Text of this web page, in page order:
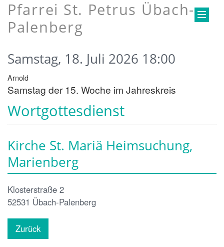
Pfarrei St. Petrus Übach-
Palenberg
Wortgottesdienst
Samstag, 18. Juli 2026 18:00
Arnold
Samstag der 15. Woche im Jahreskreis
Kirche St. Mariä Heimsuchung,
Marienberg
Klosterstraße 2
52531 Übach-Palenberg
Zurück